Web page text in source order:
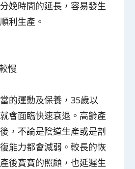
娩時間的延長，容易發生
利生產。
慢
的運動及保養，35歲以
會面臨快速衰退。高齡產
，不論是陰道生產或是剖
能力都會減弱。較長的恢
後寶寶的照顧，也延遲生